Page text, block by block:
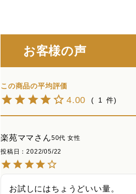
お客様の声
4.00 1
楽苑ママ 50代 女性
投稿日
2022/05/22
お試しにはちょうどいい量。